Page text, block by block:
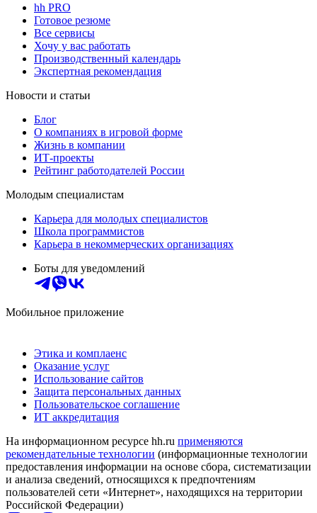
hh PRO
Готовое резюме
Все сервисы
Хочу у вас работать
Производственный календарь
Экспертная рекомендация
Новости и статьи
Блог
О компаниях в игровой форме
Жизнь в компании
ИТ-проекты
Рейтинг работодателей России
Молодым специалистам
Карьера для молодых специалистов
Школа программистов
Карьера в некоммерческих организациях
Боты для уведомлений
Мобильное приложение
Этика и комплаенс
Оказание услуг
Использование сайтов
Защита персональных данных
Пользовательское соглашение
ИТ аккредитация
На информационном ресурсе hh.ru применяются
рекомендательные технологии (информационные технологии
предоставления информации на основе сбора, систематизации
и анализа сведений, относящихся к предпочтениям
пользователей сети «Интернет», находящихся на территории
Российской Федерации)